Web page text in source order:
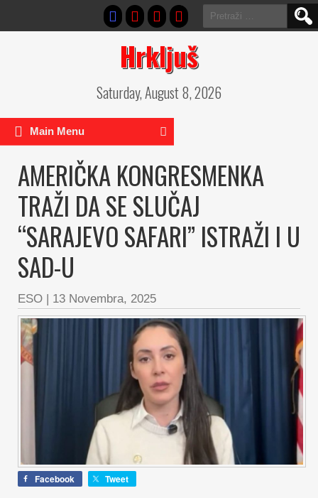
Pretraga:
Hrkljuš
Saturday, August 8, 2026
Main Menu
AMERIČKA KONGRESMENKA
TRAŽI DA SE SLUČAJ
“SARAJEVO SAFARI” ISTRAŽI I U
SAD-U
ESO | 13 Novembra, 2025
Facebook Tweet